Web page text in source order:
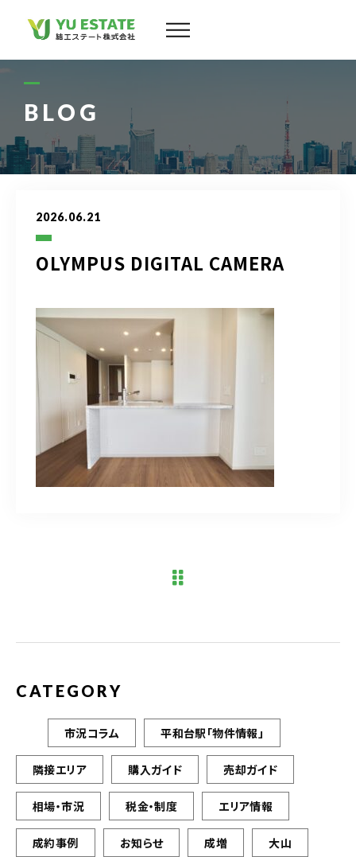
BLOG
2026.06.21
OLYMPUS DIGITAL CAMERA
CATEGORY
市況コラム 平和台駅「物件情報」
隣接エリア 購入ガイド 売却ガイド
相場・市況 税金・制度 エリア情報
成約事例 お知らせ 成増 大山
物件情報
お客様の声
よくある質問
ブログ
アクセス
03-6909-2648
お問い合わせはこちら